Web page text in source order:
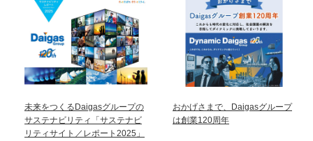
未来をつくるDaigasグループの
サステナビリティ「サステナビ
リティサイト／レポート2025」
おかげさまで、Daigasグループ
は創業120周年